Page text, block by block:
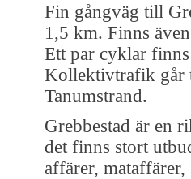
Fin gångväg till
1,5 km. Finns
Ett par cyklar
Kollektivtrafik går
Tanumstrand.
Grebbestad är en
det finns stort
affärer, mataffärer,